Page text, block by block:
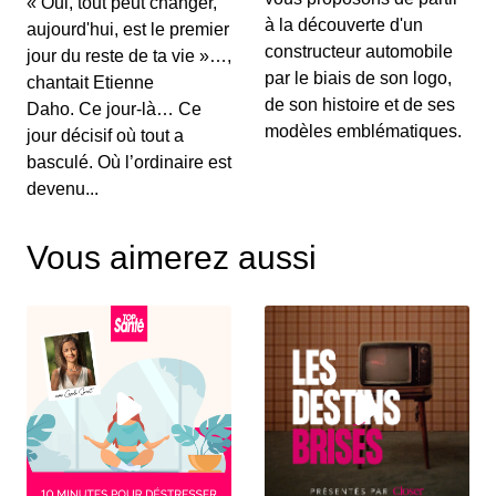
00:03:15 - IL Y A 6 ANS
Au menu de ce vendredi&nbsp;: l’essai du
Renault Captur hybride rechargeable, la Suzuki...
S12E130: L'actu auto du 02 juillet 2020
00:03:25 - IL Y A 6 ANS
Le Grenadier, c’est un peu le successeur du
S12E129: L'actu auto du 1er juillet 2020
Le Volkswagen Tiguan s’offre un nouveau look et
de nouvelles motorisations. On fait le p...
S12E128: L'actu auto du 30 juin 2020
00:03:12 - IL Y A 6 ANS
Pleins feux en ce mardi sur la nouvelle Citroën
C4. On parlera également des 110 km/h su...
aujourd'hui, est le premier
jour du reste de ta vie »…,
chantait Etienne
Daho. Ce jour-là… Ce
jour décisif où tout a
basculé. Où l’ordinaire est
devenu...
à la découverte d'un
constructeur automobile
par le biais de son logo,
de son histoire et de ses
modèles emblématiques.
Vous aimerez aussi